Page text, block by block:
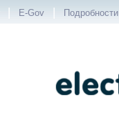
| E-Gov | Подробности